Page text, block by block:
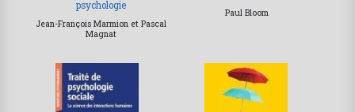
psychologie
Jean-François Marmion et Pascal
Magnat
Paul Bloom